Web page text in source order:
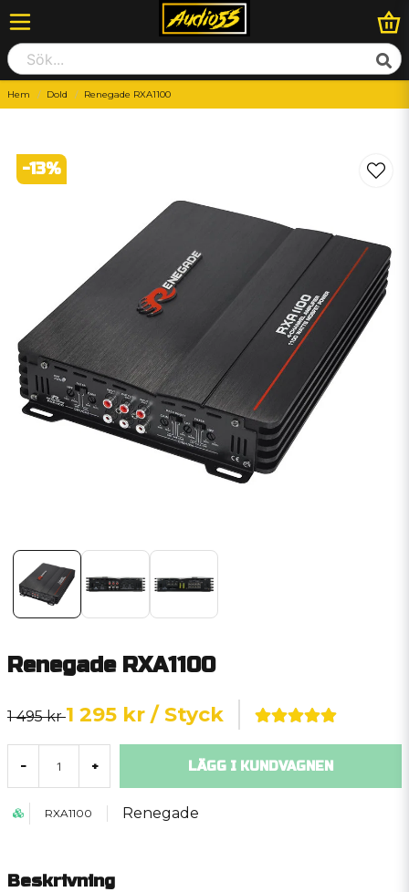
Hem Dold Renegade RXA1100
-13%
Renegade RXA1100
1 495 kr1 295 kr / Styck
- + LÄGG I KUNDVAGNEN
RXA1100 Renegade
Beskrivning